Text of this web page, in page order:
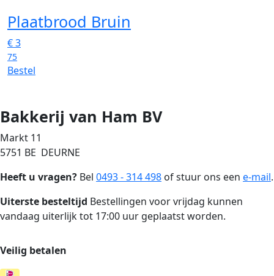
Plaatbrood Bruin
€3
75
Bestel
Bakkerij van Ham BV
Markt 11
5751 BE DEURNE
Heeft u vragen? Bel 0493 - 314 498 of stuur ons een e-mail.
Uiterste besteltijd Bestellingen voor vrijdag kunnen
vandaag uiterlijk tot 17:00 uur geplaatst worden.
Veilig betalen